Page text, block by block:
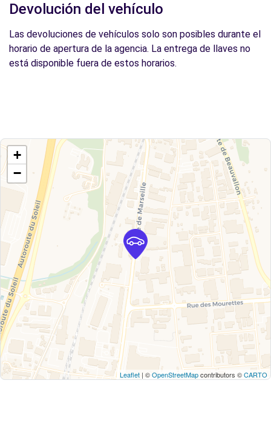
Devolución del vehículo
Las devoluciones de vehículos solo son posibles durante el
horario de apertura de la agencia. La entrega de llaves no
está disponible fuera de estos horarios.
+
−
Leaflet | ©OpenStreetMapcontributors ©CARTO